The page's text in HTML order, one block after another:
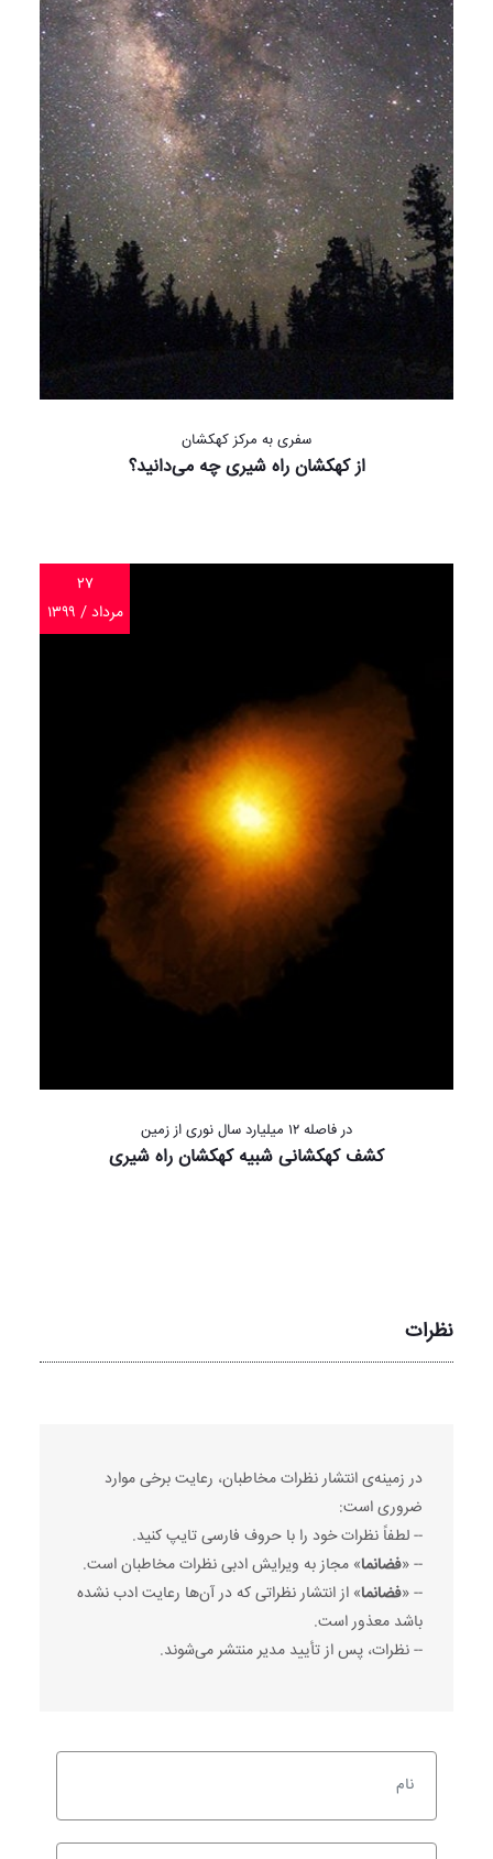
سفری به مرکز کهکشان
از کهکشان راه شیری چه می‌دانید؟
۲۷
مرداد / ۱۳۹۹
در فاصله ۱۲ میلیارد سال نوری از زمین
کشف کهکشانی شبیه کهکشان راه شیری
نظرات
در زمینه‌ی انتشار نظرات مخاطبان، رعایت برخی موارد
ضروری است:
-- لطفاً نظرات خود را با حروف فارسی تایپ کنید.
-- «فضانما» مجاز به ویرایش ادبی نظرات مخاطبان است.
-- «فضانما» از انتشار نظراتی که در آن‌ها رعایت ادب نشده
باشد معذور است.
-- نظرات، پس از تأیید مدیر منتشر می‌شوند.